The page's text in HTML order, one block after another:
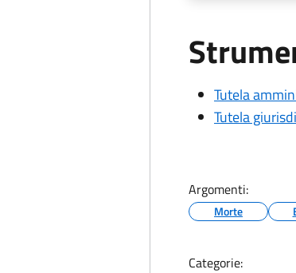
Tutela
Tutela
Argomenti:
Morte
Categorie: